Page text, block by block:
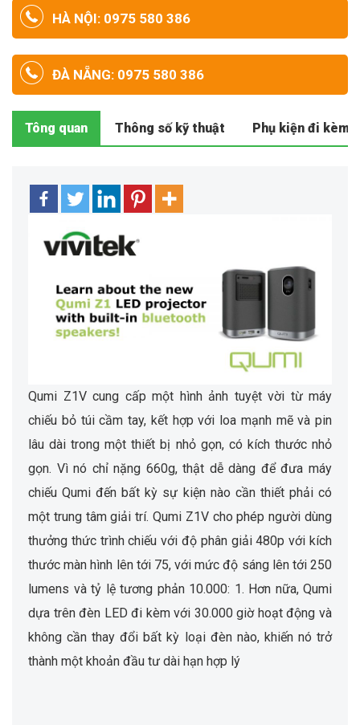
HÀ NỘI: 0975 580 386
ĐÀ NẴNG: 0975 580 386
Tông quan Thông số kỹ thuật Phụ kiện đi kèm
Qumi Z1V cung cấp một hình ảnh tuyệt vời từ máy
chiếu bỏ túi cầm tay, kết hợp với loa mạnh mẽ và pin
lâu dài trong một thiết bị nhỏ gọn, có kích thước nhỏ
gọn. Vì nó chỉ nặng 660g, thật dễ dàng để đưa máy
chiếu Qumi đến bất kỳ sự kiện nào cần thiết phải có
một trung tâm giải trí. Qumi Z1V cho phép người dùng
thưởng thức trình chiếu với độ phân giải 480p với kích
thước màn hình lên tới 75, với mức độ sáng lên tới 250
lumens và tỷ lệ tương phản 10.000: 1. Hơn nữa, Qumi
dựa trên đèn LED đi kèm với 30.000 giờ hoạt động và
không cần thay đổi bất kỳ loại đèn nào, khiến nó trở
thành một khoản đầu tư dài hạn hợp lý